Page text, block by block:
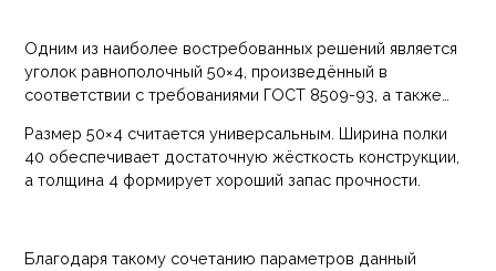
оборудования.
Одним из наиболее востребованных решений является
уголок равнополочный 50×4, произведённый в
соответствии с требованиями ГОСТ 8509-93, а также
Размер 50×4 считается универсальным. Ширина полки
40 обеспечивает достаточную жёсткость конструкции,
а толщина 4 формирует хороший запас прочности.
Благодаря такому сочетанию параметров данный